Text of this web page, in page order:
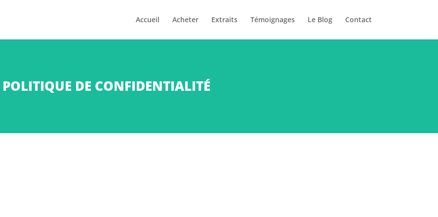
Accueil Acheter Extraits Témoignages Le Blog Contact
POLITIQUE DE CONFIDENTIALITÉ